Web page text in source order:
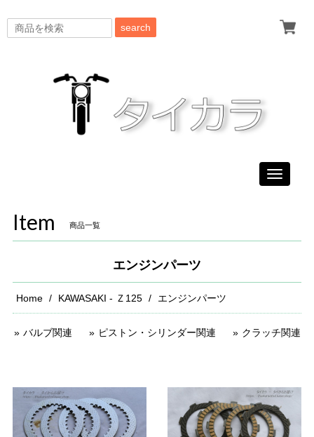
search
Toggle
Item 商品一覧
エンジンパーツ
Home KAWASAKI - Ｚ125 エンジンパーツ
バルブ関連 ピストン・シリンダー関連 クラッチ関連